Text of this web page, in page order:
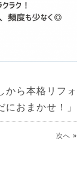
から本格リフォ
おまかせ！」
次へ »